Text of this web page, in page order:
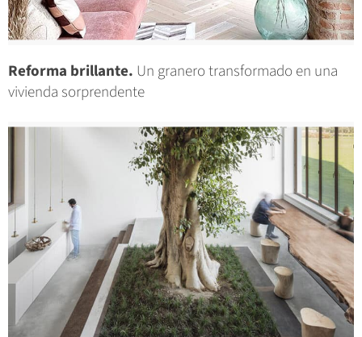
Reforma brillante. Un granero transformado en una
vivienda sorprendente